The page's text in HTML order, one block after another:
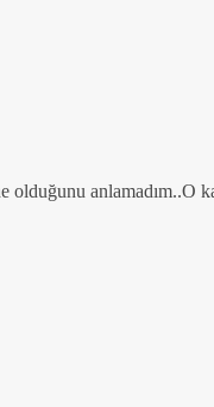
anlamadım..O